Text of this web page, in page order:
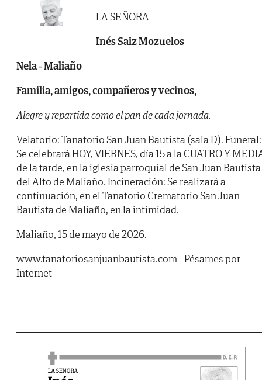
LA SEÑORA
Inés Saiz Mozuelos
Nela - Maliaño
Familia, amigos, compañeros y vecinos,
Alegre y repartida como el pan de cada jornada.
Velatorio: Tanatorio San Juan Bautista (sala D). Funeral:
Se celebrará HOY, VIERNES, día 15 a la CUATRO Y
de la tarde, en la iglesia parroquial de San Juan Bautista
del Alto de Maliaño. Incineración: Se realizará a
continuación, en el Tanatorio Crematorio San Juan
Bautista de Maliaño, en la intimidad.
Maliaño, 15 de mayo de 2026.
www.tanatoriosanjuanbautista.com - Pésames por
Internet